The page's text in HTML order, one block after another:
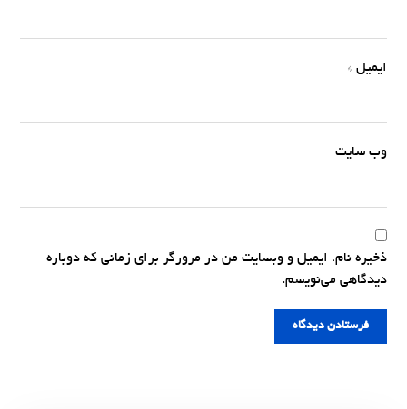
ایمیل*
وب‌ سایت
ذخیره نام، ایمیل و وبسایت من در مرورگر برای زمانی که دوباره
دیدگاهی می‌نویسم.
فرستادن دیدگاه